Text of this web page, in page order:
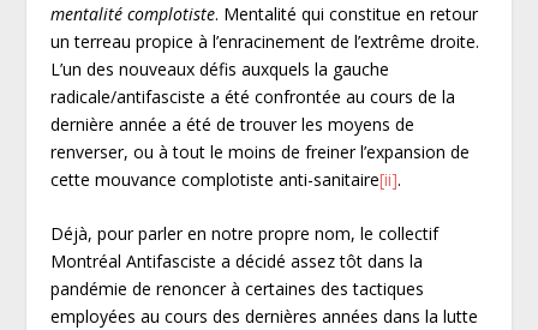
mentalité complotiste. Mentalité qui constitue en retour
un terreau propice à l’enracinement de l’extrême droite.
L’un des nouveaux défis auxquels la gauche
radicale/antifasciste a été confrontée au cours de la
dernière année a été de trouver les moyens de
renverser, ou à tout le moins de freiner l’expansion de
cette mouvance complotiste anti-sanitaire[ii].
Déjà, pour parler en notre propre nom, le collectif
Montréal Antifasciste a décidé assez tôt dans la
pandémie de renoncer à certaines des tactiques
employées au cours des dernières années dans la lutte